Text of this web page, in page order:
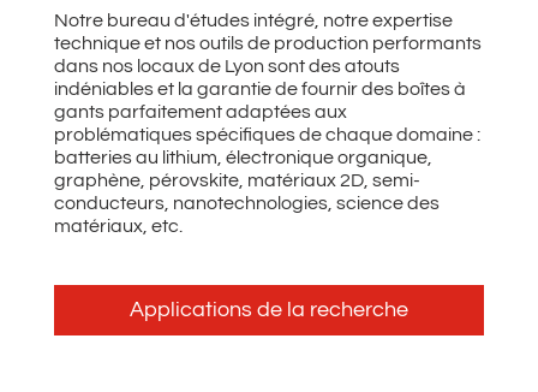
Notre bureau d'études intégré, notre expertise
technique et nos outils de production performants
dans nos locaux de Lyon sont des atouts
indéniables et la garantie de fournir des boîtes à
gants parfaitement adaptées aux
problématiques spécifiques de chaque domaine :
batteries au lithium, électronique organique,
graphène, pérovskite, matériaux 2D, semi-
conducteurs, nanotechnologies, science des
matériaux, etc.
Applications de la recherche